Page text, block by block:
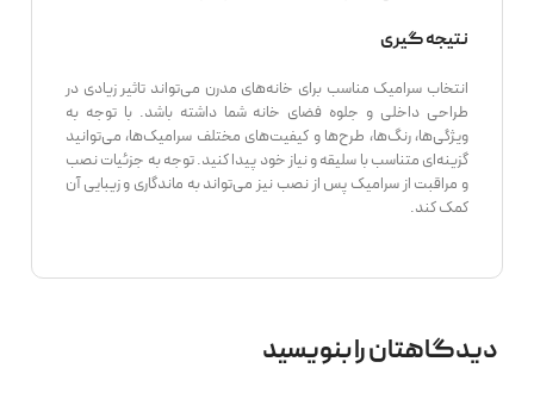
نتیجه گیری
انتخاب سرامیک مناسب برای خانه‌های مدرن می‌تواند تاثیر زیادی در
طراحی داخلی و جلوه فضای خانه شما داشته باشد. با توجه به
ویژگی‌ها، رنگ‌ها، طرح‌ها و کیفیت‌های مختلف سرامیک‌ها، می‌توانید
گزینه‌ای متناسب با سلیقه و نیاز خود پیدا کنید. توجه به جزئیات نصب
و مراقبت از سرامیک پس از نصب نیز می‌تواند به ماندگاری و زیبایی آن
کمک کند.
دیدگاهتان را بنویسید